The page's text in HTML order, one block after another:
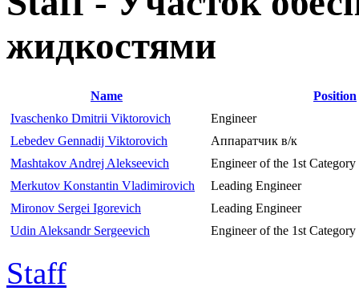
жидкостями
Name
Position
Ivaschenko Dmitrii Viktorovich
Engineer
Lebedev Gennadij Viktorovich
Аппаратчик в/к
Mashtakov Andrej Alekseevich
Engineer of the 1st Category
Merkutov Konstantin Vladimirovich
Leading Engineer
Mironov Sergei Igorevich
Leading Engineer
Udin Aleksandr Sergeevich
Engineer of the 1st Category
Staff